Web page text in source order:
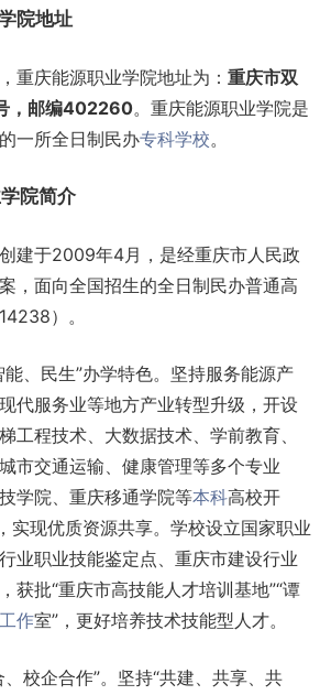
院地址
重庆能源职业学院地址为： 重庆市双
，邮编402260。重庆能源职业学院是
一所全日制民办专科学校。
院简介
建于2009年4月，是经重庆市人民政
，面向全国招生的全日制民办普通高
）。
、民生”办学特色。坚持服务能源产
代服务业等地方产业转型升级，开设
工程技术、大数据技术、学前教育、
市交通运输、健康管理等多个专业
学院、重庆移通学院等本科高校开
实现优质资源共享。学校设立国家职业
业职业技能鉴定点、重庆市建设行业
获批“重庆市高技能人才培训基地”“谭
作室”，更好培养技术技能型人才。
校企合作”。坚持“共建、共享、共